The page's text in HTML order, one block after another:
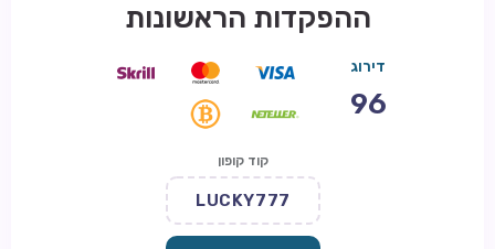
ההפקדות הראשונות
דירוג
96
קוד קופון
LUCKY777